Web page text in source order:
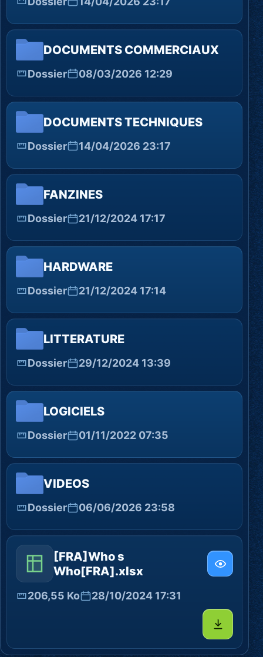
DOCUMENTS COMMERCIAUX
Dossier 08/03/2026 12:29
DOCUMENTS TECHNIQUES
Dossier 14/04/2026 23:17
FANZINES
Dossier 21/12/2024 17:17
HARDWARE
Dossier 21/12/2024 17:14
LITTERATURE
Dossier 29/12/2024 13:39
LOGICIELS
Dossier 01/11/2022 07:35
VIDEOS
Dossier 06/06/2026 23:58
[FRA]Who s
Who[FRA].xlsx
206,55 Ko 28/10/2024 17:31